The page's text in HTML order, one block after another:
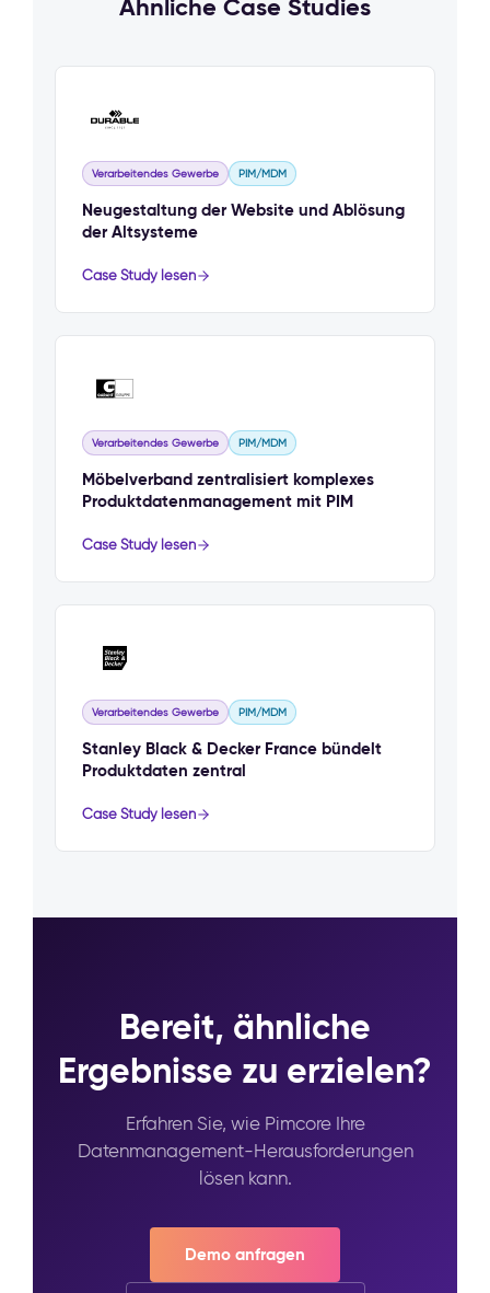
Ähnliche Case Studies
Verarbeitendes Gewerbe PIM/MDM
Neugestaltung der Website und Ablösung
der Altsysteme
Case Study lesen
Verarbeitendes Gewerbe PIM/MDM
Möbelverband zentralisiert komplexes
Produktdatenmanagement mit PIM
Case Study lesen
Verarbeitendes Gewerbe PIM/MDM
Stanley Black & Decker France bündelt
Produktdaten zentral
Case Study lesen
Bereit, ähnliche
Ergebnisse zu erzielen?
Erfahren Sie, wie Pimcore Ihre
Datenmanagement-Herausforderungen
lösen kann.
Demo anfragen